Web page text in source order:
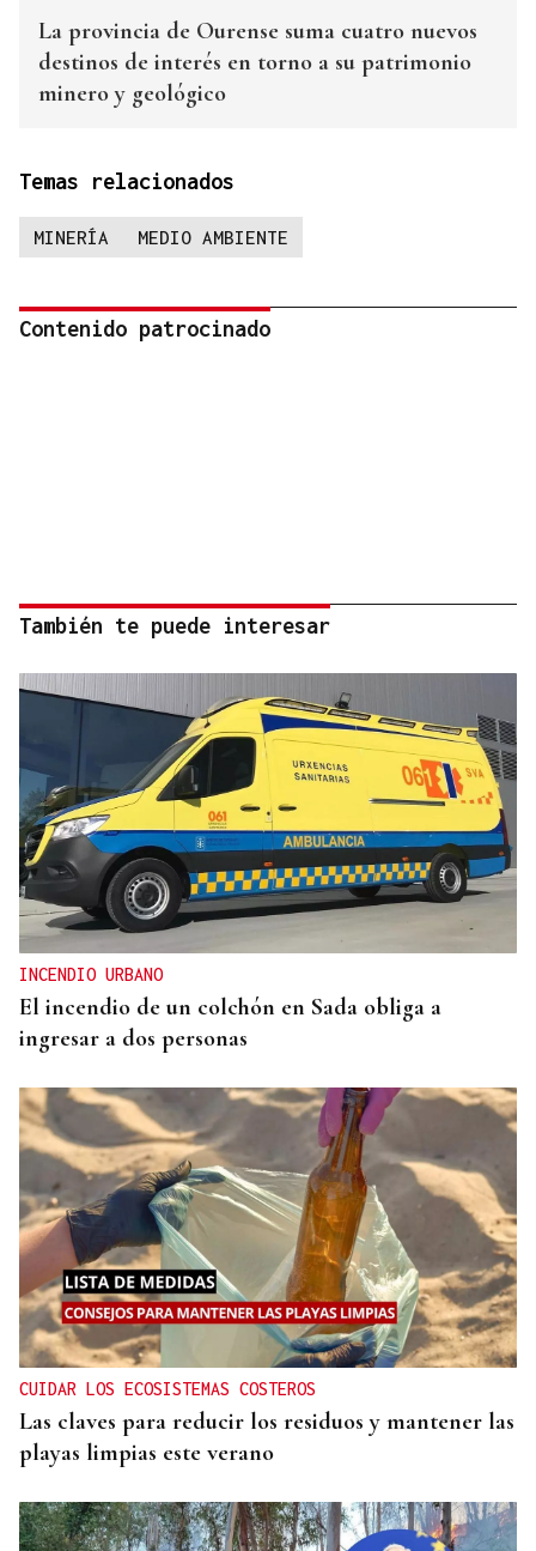
La provincia de Ourense suma cuatro nuevos
destinos de interés en torno a su patrimonio
minero y geológico
Temas relacionados
MINERÍA MEDIO AMBIENTE
Contenido patrocinado
También te puede interesar
INCENDIO URBANO
El incendio de un colchón en Sada obliga a
ingresar a dos personas
CUIDAR LOS ECOSISTEMAS COSTEROS
Las claves para reducir los residuos y mantener las
playas limpias este verano